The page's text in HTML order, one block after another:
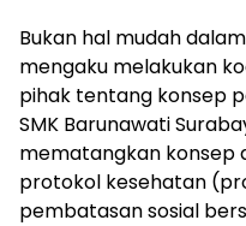
Bukan hal mudah
mengaku melakukan
pihak tentang konsep
SMK Barunawati
mematangkan konsep
protokol kesehatan
pembatasan sosial